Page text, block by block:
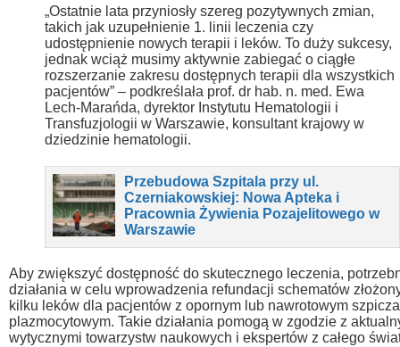
„Ostatnie lata przyniosły szereg pozytywnych zmian,
takich jak uzupełnienie 1. linii leczenia czy
udostępnienie nowych terapii i leków. To duży sukcesy,
jednak wciąż musimy aktywnie zabiegać o ciągłe
rozszerzanie zakresu dostępnych terapii dla wszystkich
pacjentów” – podkreślała prof. dr hab. n. med. Ewa
Lech-Marańda, dyrektor Instytutu Hematologii i
Transfuzjologii w Warszawie, konsultant krajowy w
dziedzinie hematologii.
Przebudowa Szpitala przy ul.
Czerniakowskiej: Nowa Apteka i
Pracownia Żywienia Pozajelitowego w
Warszawie
Aby zwiększyć dostępność do skutecznego leczenia,
działania w celu wprowadzenia refundacji schematów
kilku leków dla pacjentów z opornym lub nawrotowym
plazmocytowym. Takie działania pomogą w zgodzie z
wytycznymi towarzystw naukowych i ekspertów z całego